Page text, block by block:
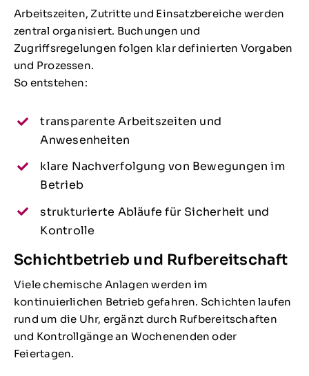
Arbeitszeiten, Zutritte und Einsatzbereiche werden
zentral organisiert. Buchungen und
Zugriffsregelungen folgen klar definierten Vorgaben
und Prozessen.
So entstehen:
transparente Arbeitszeiten und
Anwesenheiten
klare Nachverfolgung von Bewegungen im
Betrieb
strukturierte Abläufe für Sicherheit und
Kontrolle
Schichtbetrieb und Rufbereitschaft
Viele chemische Anlagen werden im
kontinuierlichen Betrieb gefahren. Schichten laufen
rund um die Uhr, ergänzt durch Rufbereitschaften
und Kontrollgänge an Wochenenden oder
Feiertagen.